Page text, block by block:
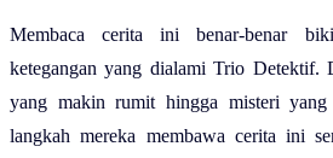
Membaca cerita ini benar-benar
ketegangan yang dialami Trio Detektif.
yang makin rumit hingga misteri yang
langkah mereka membawa cerita ini